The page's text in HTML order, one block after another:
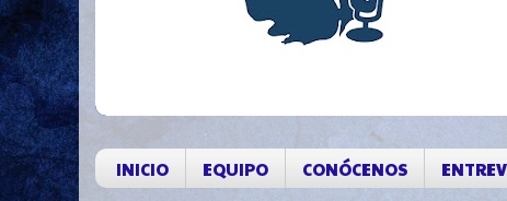
INICIO EQUIPO CONÓCENOS